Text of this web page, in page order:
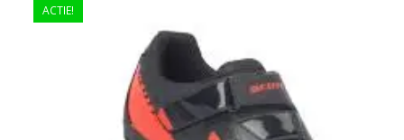
ACTIE!